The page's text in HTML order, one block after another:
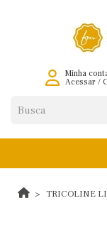
Minha
Acessar/
TRICOLINE